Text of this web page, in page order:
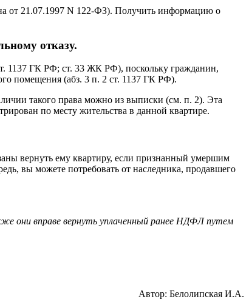
от 21.07.1997 N 122-ФЗ). Получить информацию о
отказу.
1137 ГК РФ; ст. 33 ЖК РФ), поскольку гражданин,
помещения (абз. 3 п. 2 ст. 1137 ГК РФ).
такого права можно из выписки (см. п. 2). Эта
по месту жительства в данной квартире.
вернуть ему квартиру, если признанный умершим
вы можете потребовать от наследника, продавшего
они вправе вернуть уплаченный ранее НДФЛ путем
Автор: Белолипская И.А.